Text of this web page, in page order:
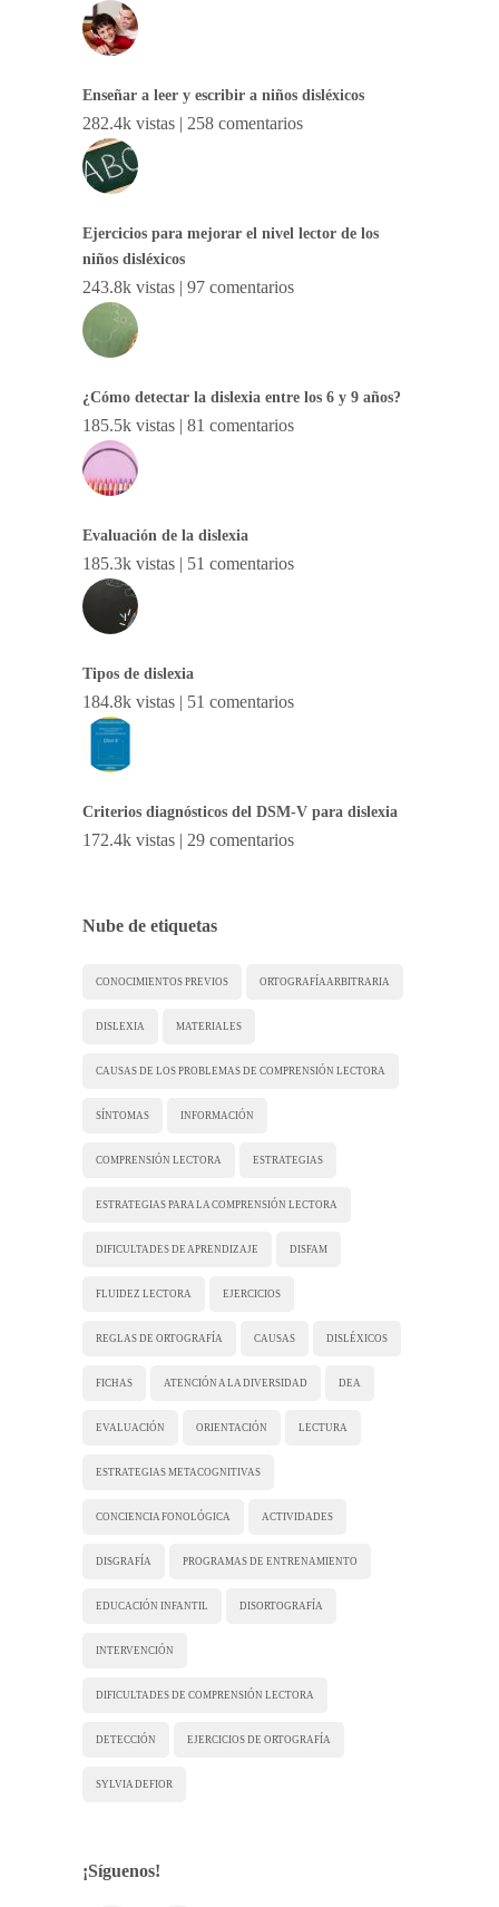
Enseñar a leer y escribir a niños disléxicos
282.4k vistas | 258 comentarios
Ejercicios para mejorar el nivel lector de los
niños disléxicos
243.8k vistas | 97 comentarios
¿Cómo detectar la dislexia entre los 6 y 9 años?
185.5k vistas | 81 comentarios
Evaluación de la dislexia
185.3k vistas | 51 comentarios
Tipos de dislexia
184.8k vistas | 51 comentarios
Criterios diagnósticos del DSM-V para dislexia
172.4k vistas | 29 comentarios
Nube de etiquetas
CONOCIMIENTOS PREVIOS ORTOGRAFÍA ARBITRARIA
DISLEXIA MATERIALES
CAUSAS DE LOS PROBLEMAS DE COMPRENSIÓN LECTORA
SÍNTOMAS INFORMACIÓN
COMPRENSIÓN LECTORA ESTRATEGIAS
ESTRATEGIAS PARA LA COMPRENSIÓN LECTORA
DIFICULTADES DE APRENDIZAJE DISFAM
FLUIDEZ LECTORA EJERCICIOS
REGLAS DE ORTOGRAFÍA CAUSAS DISLÉXICOS
FICHAS ATENCIÓN A LA DIVERSIDAD DEA
EVALUACIÓN ORIENTACIÓN LECTURA
ESTRATEGIAS METACOGNITIVAS
CONCIENCIA FONOLÓGICA ACTIVIDADES
DISGRAFÍA PROGRAMAS DE ENTRENAMIENTO
EDUCACIÓN INFANTIL DISORTOGRAFÍA
INTERVENCIÓN
DIFICULTADES DE COMPRENSIÓN LECTORA
DETECCIÓN EJERCICIOS DE ORTOGRAFÍA
SYLVIA DEFIOR
¡Síguenos!